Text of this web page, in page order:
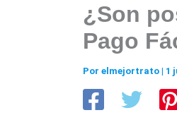
¿Son
Pago
Por elmejortrato | 1